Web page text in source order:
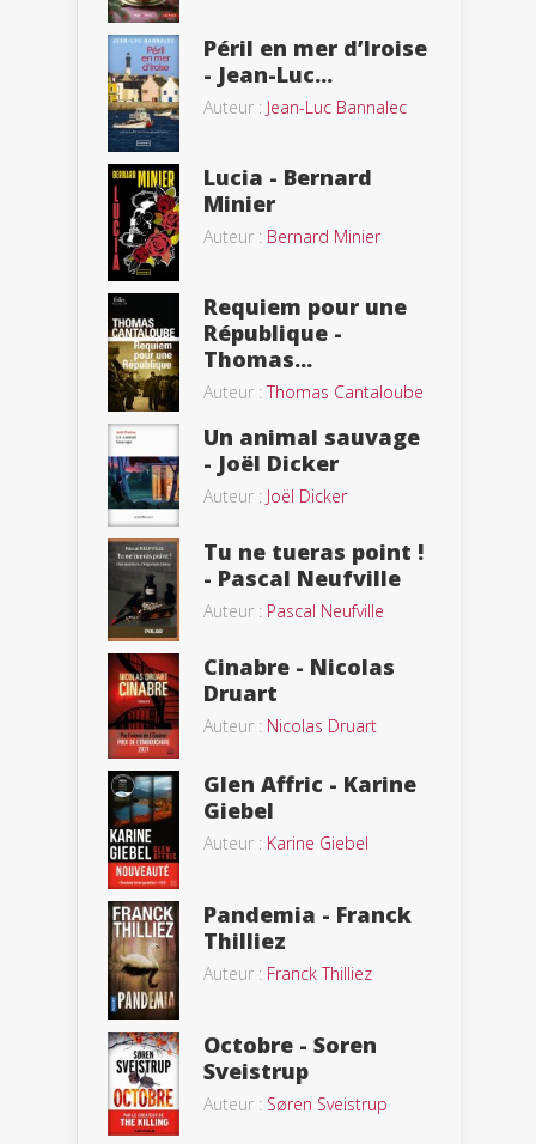
Péril en mer d’Iroise
- Jean-Luc...
Auteur : Jean-Luc Bannalec
Lucia - Bernard
Minier
Auteur : Bernard Minier
Requiem pour une
République -
Thomas...
Auteur :Thomas Cantaloube
Un animal sauvage
- Joël Dicker
Auteur : Joël Dicker
Tu ne tueras point !
- Pascal Neufville
Auteur : Pascal Neufville
Cinabre - Nicolas
Druart
Auteur : Nicolas Druart
Glen Affric - Karine
Giebel
Auteur : Karine Giebel
Pandemia - Franck
Thilliez
Auteur : Franck Thilliez
Octobre - Soren
Sveistrup
Auteur : Søren Sveistrup